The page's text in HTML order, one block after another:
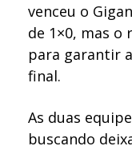
venceu o
de 1×0, mas
para garantir
final.
As duas
buscando